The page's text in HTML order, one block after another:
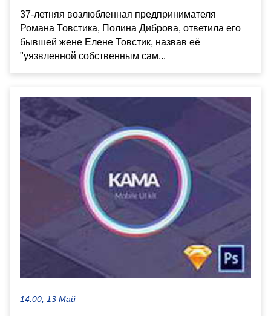
37-летняя возлюбленная предпринимателя
Романа Товстика, Полина Диброва, ответила его
бывшей жене Елене Товстик, назвав её
"уязвленной собственным сам...
14:00, 13 Май